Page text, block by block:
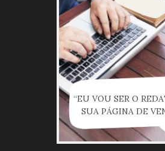
“EU VOU SER O
SUA PÁGINA DE